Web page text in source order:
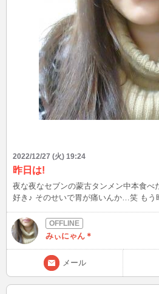
2022/12/27 (火) 19:24
昨日は!
夜な夜なセブンの蒙古タンメン中本食べ
好き♪ そのせいで胃が痛いんか…笑 もう
たよ〜 今日もたくさんチャット出来て楽しく終われて良かった♪ 病ん
でたけど元気たくさん貰えました! ありが
みぃにゃん＊
メール